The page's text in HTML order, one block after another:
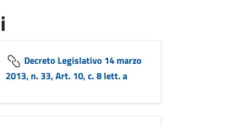
Decreto Legislativo 14 marzo
2013, n. 33, Art. 10, c. 8 lett. a